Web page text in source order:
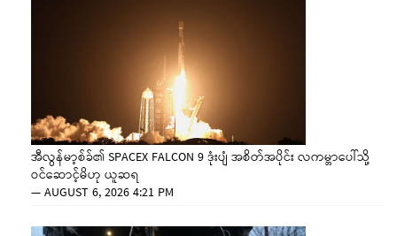
အီလွန်မာ့စ်ခ်၏ SPACEX FALCON 9 ဒုံးပျံ အစိတ်အပိုင်း လကမ္ဘာပေါ်သို့
ဝင်ဆောင့်မိဟု ယူဆရ
—AUGUST 6, 2026 4:21 PM